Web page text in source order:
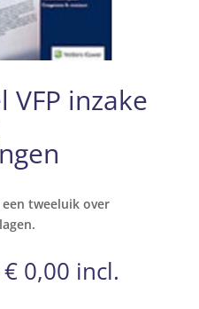
VFP inzake
tweeluik over
€0,00 incl.